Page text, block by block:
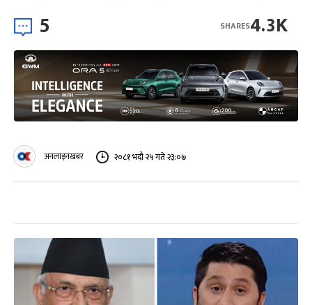
5 4.3K
SHARES
अनलाइनखबर २०८१ भदौ २५ गते २३:०७